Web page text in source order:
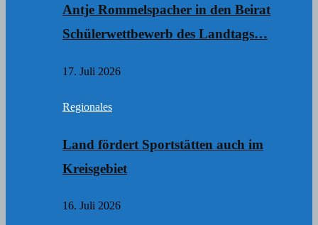
Antje Rommelspacher in den Beirat
Schülerwettbewerb des Landtags…
17. Juli 2026
Regionales
Land fördert Sportstätten auch im
Kreisgebiet
16. Juli 2026